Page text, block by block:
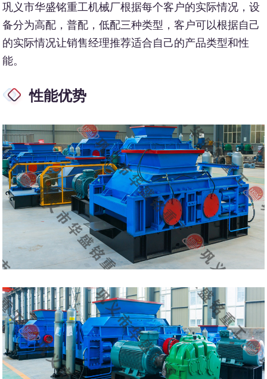
巩义市华盛铭重工机械厂根据每个客户的实际情况，设
备分为高配，普配，低配三种类型，客户可以根据自己
的实际情况让销售经理推荐适合自己的产品类型和性
能。
性能优势